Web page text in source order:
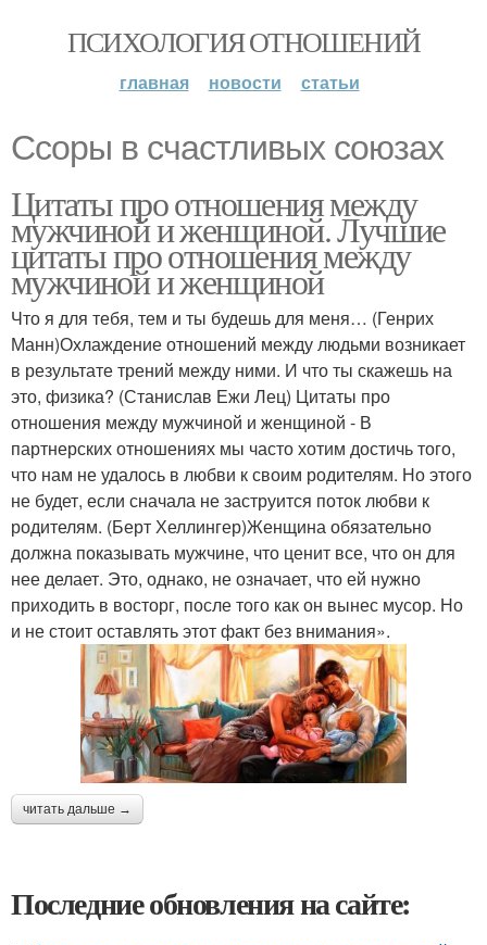
ПСИХОЛОГИЯ ОТНОШЕНИЙ
главная новости статьи
Ссоры в счастливых союзах
Цитаты про отношения между
мужчиной и женщиной. Лучшие
цитаты про отношения между
мужчиной и женщиной
Что я для тебя, тем и ты будешь для меня… (Генрих
Манн)Охлаждение отношений между людьми возникает
в результате трений между ними. И что ты скажешь на
это, физика? (Станислав Ежи Лец) Цитаты про
отношения между мужчиной и женщиной - В
партнерских отношениях мы часто хотим достичь того,
что нам не удалось в любви к своим родителям. Но этого
не будет, если сначала не заструится поток любви к
родителям. (Берт Хеллингер)Женщина обязательно
должна показывать мужчине, что ценит все, что он для
нее делает. Это, однако, не означает, что ей нужно
приходить в восторг, после того как он вынес мусор. Но
и не стоит оставлять этот факт без внимания».
читать дальше →
Последние обновления на сайте: